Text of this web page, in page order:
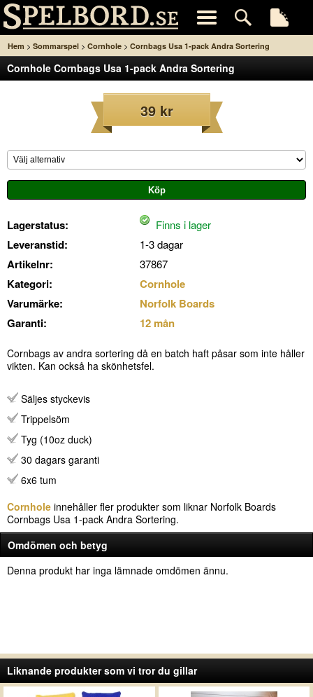
Hem > Sommarspel > Cornhole > Cornbags Usa 1-pack Andra Sortering
Cornhole Cornbags Usa 1-pack Andra Sortering
39 kr
Lagerstatus: Finns i lager
Leveranstid: 1-3 dagar
Artikelnr: 37867
Kategori:
Cornhole
Varumärke:
Norfolk Boards
Garanti:
12 mån
Cornbags av andra sortering då en batch haft påsar som inte håller
vikten. Kan också ha skönhetsfel.
Säljes styckevis
Trippelsöm
Tyg (10oz duck)
30 dagars garanti
6x6 tum
Cornhole innehåller fler produkter som liknar Norfolk Boards
Cornbags Usa 1-pack Andra Sortering.
Omdömen och betyg
Denna produkt har inga lämnade omdömen ännu.
Liknande produkter som vi tror du gillar